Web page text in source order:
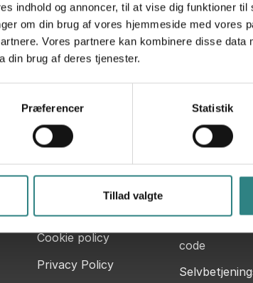
indhold og annoncer, til at vise dig funktioner
om din brug af vores hjemmeside med vores
Vores partnere kan kombinere disse data
din brug af deres tjenester.
Præferencer Statistik
Tillad valgte
Trivec
Cookie policy
Privacy Policy
Produkter
restaurant
code